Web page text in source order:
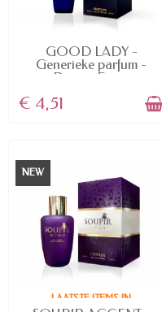
AVAILABLE
GOOD LADY -
Generieke parfum -
Dupe - Eau...
€ 4,51
NEW
LAATSTE ITEMS IN